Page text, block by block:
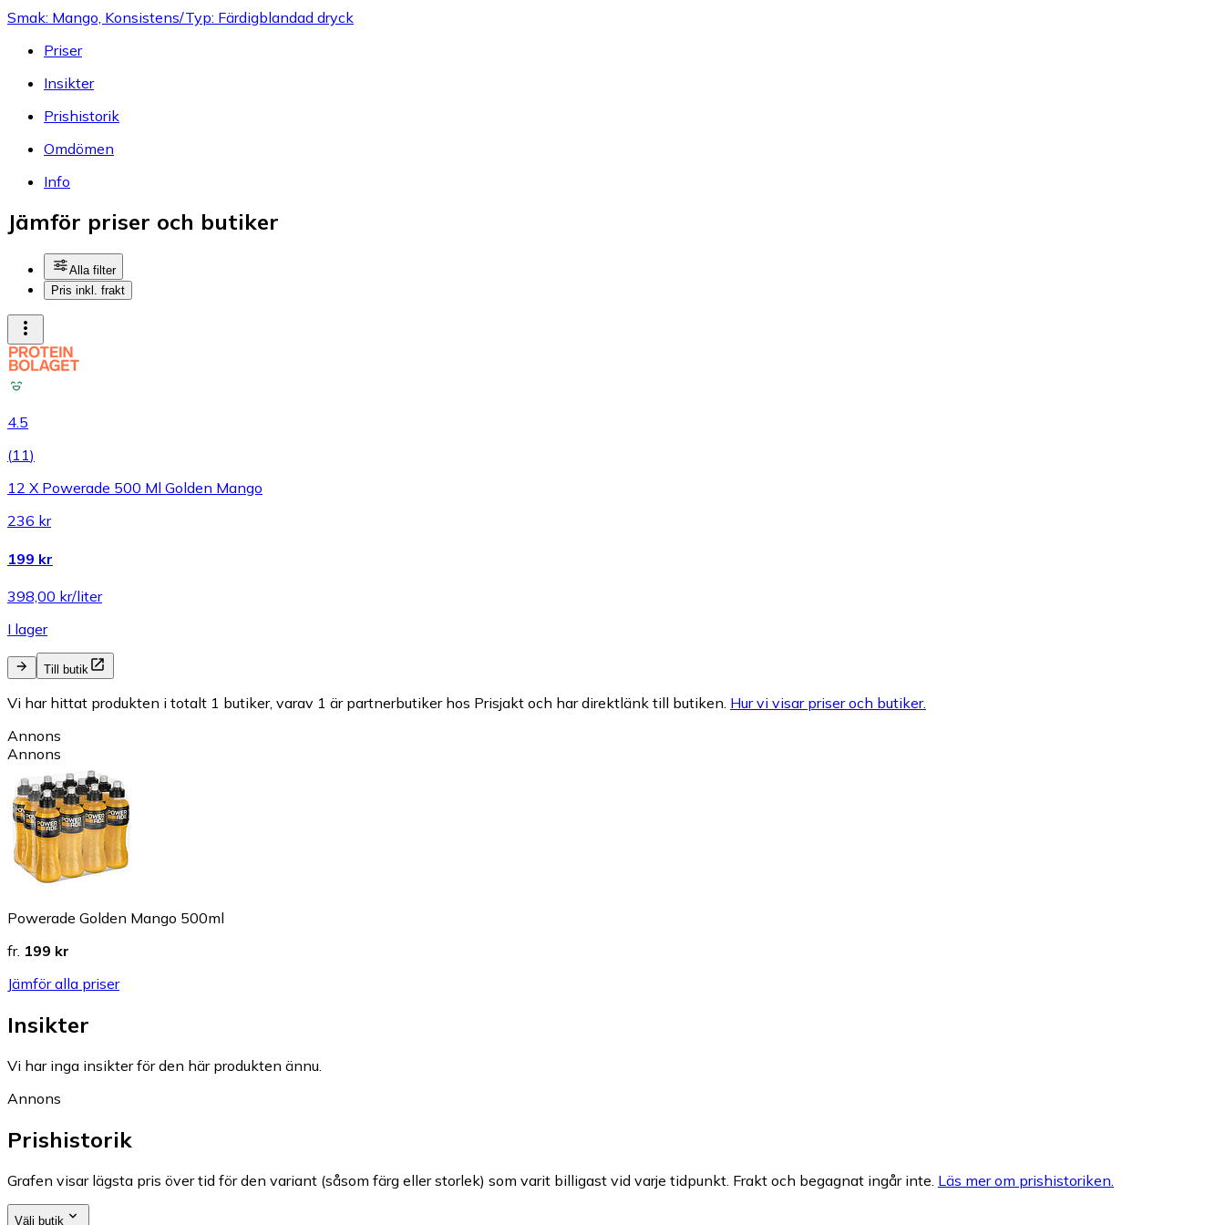
Smak: Mango, Konsistens/Typ: Färdigblandad dryck
Priser
Insikter
Prishistorik
Omdömen
Info
Jämför priser och butiker
Alla filter
Pris inkl. frakt
4.5
(11)
12 X Powerade 500 Ml Golden Mango
236 kr
199 kr
398,00 kr/liter
I lager
Till butik
Vi har hittat produkten i totalt 1 butiker, varav 1 är partnerbutiker hos Prisjakt och har direktlänk till butiken. Hur vi visar priser och butiker.
Annons
Annons
Powerade Golden Mango 500ml
fr. 199 kr
Jämför alla priser
Insikter
Vi har inga insikter för den här produkten ännu.
Annons
Prishistorik
Grafen visar lägsta pris över tid för den variant (såsom färg eller storlek) som varit billigast vid varje tidpunkt. Frakt och begagnat ingår inte. Läs mer om prishistoriken.
Välj butik